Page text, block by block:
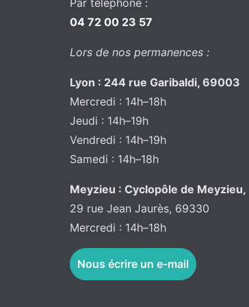
04 72 00 23 57
Lors de nos permanences :
Lyon : 244 rue Garibaldi, 69003
Mercredi : 14h–18h
Jeudi : 14h–19h
Vendredi : 14h–19h
Samedi : 14h–18h
Meyzieu : Cyclopôle de Meyzieu,
29 rue Jean Jaurès, 69330
Mercredi : 14h–18h
Nous écrire un e-mail